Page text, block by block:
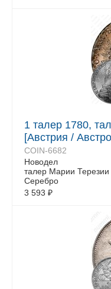
1 талер 1780,
[Австрия /
COIN-6682
Новодел
талер Марии Терезии
Серебро
3 593 ₽